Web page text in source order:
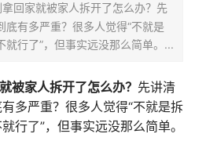
家就被家人拆开了怎么办？先
底有多严重？很多人觉得“不就是
就行了”，但事实远没那么简单。...
家人拆开了怎么办？ 先讲清
多严重？很多人觉得“不就是拆
行了”，但事实远没那么简单。